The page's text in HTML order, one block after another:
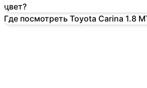
цвет?
Где посмотреть Toyota Carina 1.8